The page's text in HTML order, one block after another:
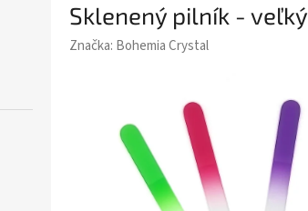
Sklenený pilník - veľký
Značka: Bohemia Crystal